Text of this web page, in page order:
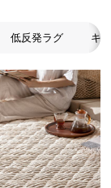
低反発ラグ キ